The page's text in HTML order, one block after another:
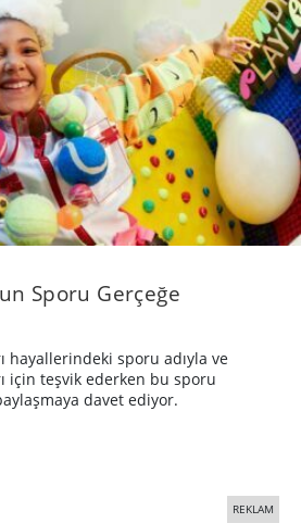
Sporu Gerçeğe
hayallerindeki sporu adıyla ve
için teşvik ederken bu sporu
davet ediyor.
REKLAM